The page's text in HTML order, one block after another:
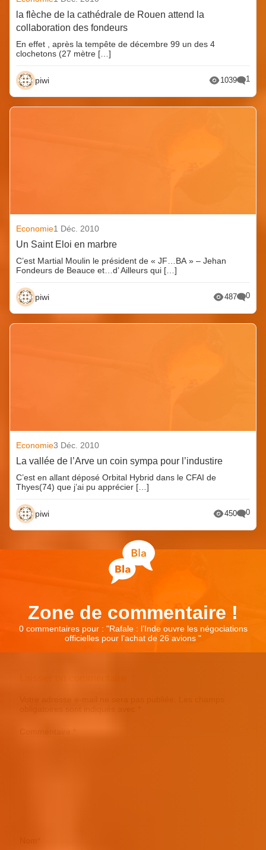
la flèche de la cathédrale de Rouen attend la
collaboration des fondeurs
En effet , après la tempête de décembre 99 un des 4
clochetons (27 mètre […]
piwi 1039 1
Economie1 Déc. 2010
Un Saint Eloi en marbre
C’est Martial Moulin le président de « JF…BA » – Jehan
Fondeurs de Beauce et…d’ Ailleurs qui […]
piwi 487 0
Economie3 Déc. 2010
La vallée de l’Arve un coin sympa pour l’industire
C’est en allant déposé Orbital Hybrid dans le CFAI de
Thyes(74) que j’ai pu apprécier […]
piwi 450 0
Zone de commentaire !
0 commentaires pour : "Rafale : l’Inde ouvre les négociations
officielles pour l’achat de 26 avions "